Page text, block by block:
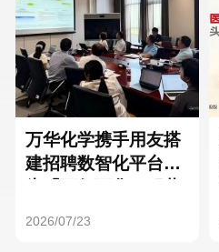
万华化学携手用友搭
建招聘数智化平台，
2026/07/23